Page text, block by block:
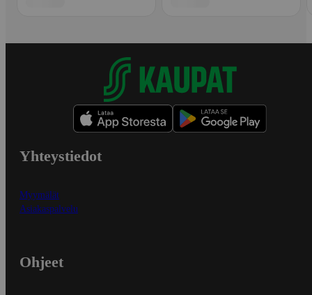
Yhteystiedot
Myymälät
Asiakaspalvelu
Ohjeet